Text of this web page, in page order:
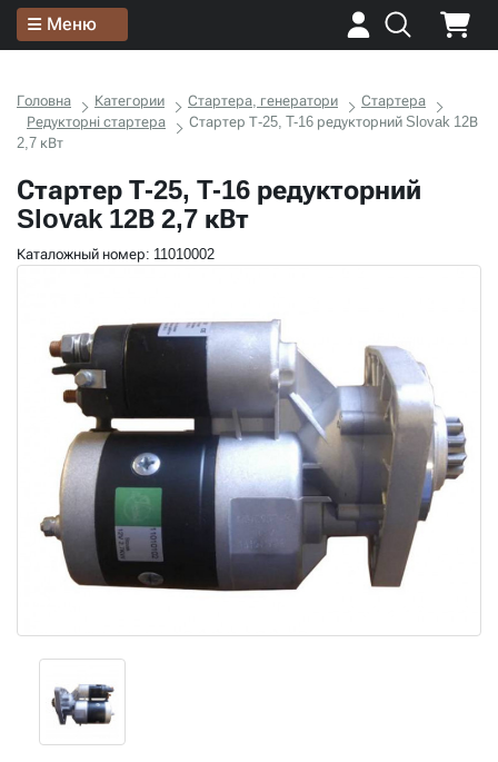
Меню
Головна Категории Стартера, генератори
Стартера
Редукторні стартера
Стартер Т-25, T-16 редукторний Slovak 12В
2,7 кВт
Стартер Т-25, T-16 редукторний
Slovak 12В 2,7 кВт
Каталожный номер: 11010002